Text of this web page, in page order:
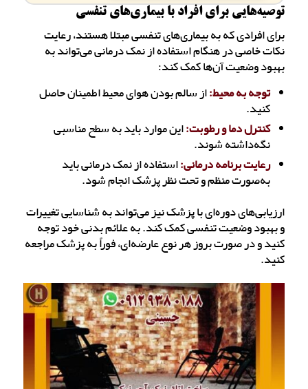
توصیه‌هایی برای افراد با بیماری‌های تنفسی
برای افرادی که به بیماری‌های تنفسی مبتلا هستند، رعایت
نکات خاصی در هنگام استفاده از نمک درمانی می‌تواند به
بهبود وضعیت آن‌ها کمک کند:
توجه به محیط:از سالم بودن هوای محیط اطمینان حاصل
کنید.
کنترل دما و رطوبت:این موارد باید به سطح مناسبی
نگه‌داشته شوند.
رعایت برنامه درمانی:استفاده از نمک درمانی باید
به‌صورت منظم و تحت نظر پزشک انجام شود.
ارزیابی‌های دوره‌ای با پزشک نیز می‌تواند به شناسایی تغییرات
و بهبود وضعیت تنفسی کمک کند. به علائم بدنی خود توجه
کنید و در صورت بروز هر نوع عارضه‌ای، فوراً به پزشک مراجعه
کنید.